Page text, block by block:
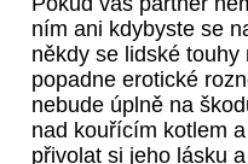
ním ani kdybyste se
někdy se lidské
popadne erotické
nebude úplně na
nad kouřícím kotlem
přivolat si jeho lásku